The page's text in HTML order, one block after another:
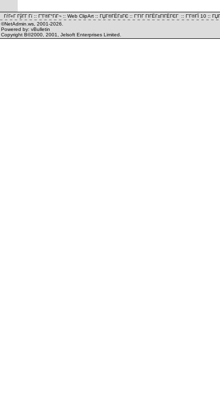
ГѓГ«Г ГўГ­Г Гї :: Г”Г®Г°ГіГ¬ :: Web ClipArt :: ГЏГ®ГЁГ±ГЄ :: Г‘ГІГ ГІГЁГ±ГІГЁГЄГ :: Г’Г®ГЇ 10 ::
©NetAdmin.ws, 2001-2026.
Powered by: vBulletin
Copyright В©2000, 2001, Jelsoft Enterprises Limited.